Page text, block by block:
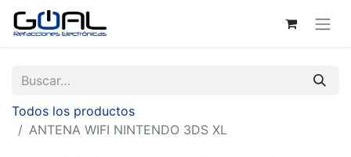
Todos los productos
ANTENA WIFI NINTENDO 3DS XL